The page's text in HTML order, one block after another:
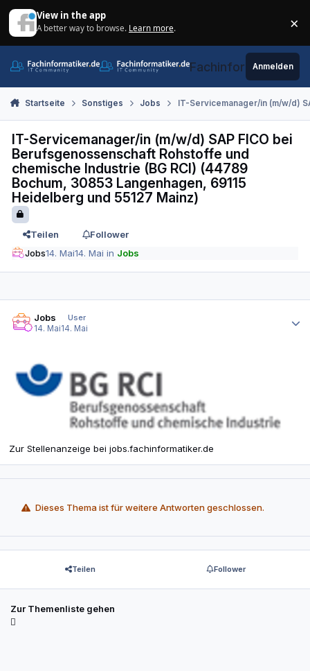
View in the app
A better way to browse. Learn more. ×
Fachinformatiker.de
Anmelden
Startseite Sonstiges Jobs IT-Servicemanager/in (m/w/d)
IT-Servicemanager/in (m/w/d) SAP FICO bei
Berufsgenossenschaft Rohstoffe und
chemische Industrie (BG RCI) (44789
Bochum, 30853 Langenhagen, 69115
Heidelberg und 55127 Mainz)
Teilen
Follower
Jobs14. Mai14. Mai in Jobs
Jobs
User
14. Mai14. Mai
Zur Stellenanzeige bei jobs.fachinformatiker.de
Dieses Thema ist für weitere Antworten geschlossen.
Teilen Follower
Zur Themenliste gehen